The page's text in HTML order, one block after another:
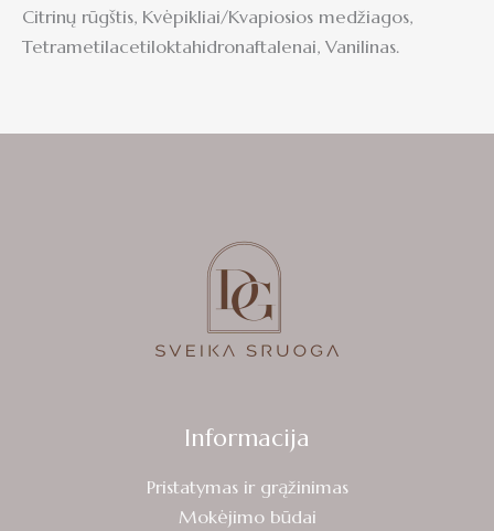
Citrinų rūgštis, Kvėpikliai/Kvapiosios medžiagos,
Tetrametilacetiloktahidronaftalenai, Vanilinas.
Informacija
Pristatymas ir grąžinimas
Mokėjimo būdai